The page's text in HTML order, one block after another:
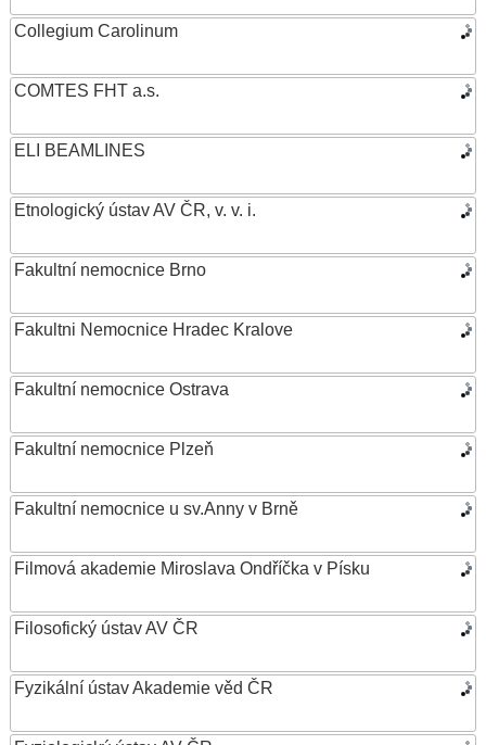
Collegium Carolinum
COMTES FHT a.s.
ELI BEAMLINES
Etnologický ústav AV ČR, v. v. i.
Fakultní nemocnice Brno
Fakultni Nemocnice Hradec Kralove
Fakultní nemocnice Ostrava
Fakultní nemocnice Plzeň
Fakultní nemocnice u sv.Anny v Brně
Filmová akademie Miroslava Ondříčka v Písku
Filosofický ústav AV ČR
Fyzikální ústav Akademie věd ČR